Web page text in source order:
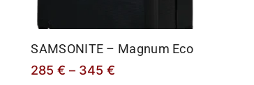
SAMSONITE – Magnum Eco
285€ – 345€